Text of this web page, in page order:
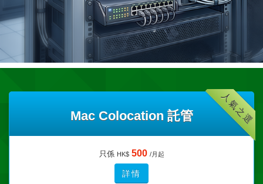
人氣之選
Mac Colocation 託管
只係 HK$ 500 /月起
詳情